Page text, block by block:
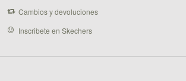
Cambios y devoluciones
Inscribete en Skechers